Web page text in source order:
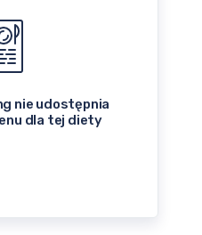
nie udostępnia
dla tej diety